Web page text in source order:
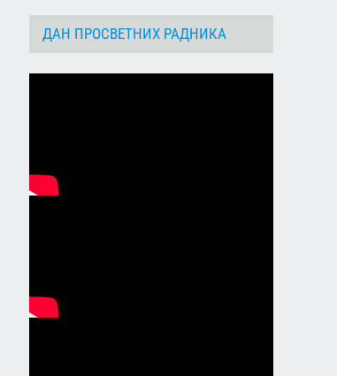
ДАН ПРОСВЕТНИХ РАДНИКА